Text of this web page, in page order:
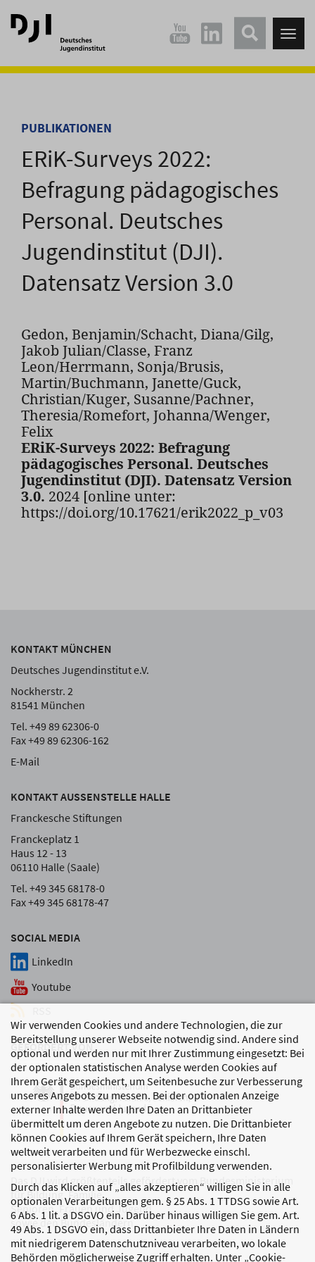
Direkt
zum
Hauptinhalt
Direkt
zum
Hauptmenü
Wir verwenden Cookies und andere Technologien, die zur
Bereitstellung unserer Webseite notwendig sind. Andere sind
optional und werden nur mit Ihrer Zustimmung eingesetzt: Bei
der optionalen statistischen Analyse werden Cookies auf
Ihrem Gerät gespeichert, um Seitenbesuche zur Verbesserung
unseres Angebots zu messen. Bei der optionalen Anzeige
externer Inhalte werden Ihre Daten an Drittanbieter
übermittelt um deren Angebote zu nutzen. Die Drittanbieter
können Cookies auf Ihrem Gerät speichern, Ihre Daten
weltweit verarbeiten und für Werbezwecke einschl.
personalisierter Werbung mit Profilbildung verwenden.
Durch das Klicken auf „alles akzeptieren“ willigen Sie in alle
optionalen Verarbeitungen gem. § 25 Abs. 1 TTDSG sowie Art.
6 Abs. 1 lit. a DSGVO ein. Darüber hinaus willigen Sie gem. Art.
49 Abs. 1 DSGVO ein, dass Drittanbieter Ihre Daten in Ländern
mit niedrigerem Datenschutzniveau verarbeiten, wo lokale
Behörden möglicherweise Zugriff erhalten. Unter „Cookie-
PUBLIKATIONEN
ERiK-Surveys 2022:
Befragung pädagogisches
Personal. Deutsches
Jugendinstitut (DJI).
Datensatz Version 3.0
Gedon, Benjamin/Schacht, Diana/Gilg,
Jakob Julian/Classe, Franz
Leon/Herrmann, Sonja/Brusis,
Martin/Buchmann, Janette/Guck,
Christian/Kuger, Susanne/Pachner,
Theresia/Romefort, Johanna/Wenger,
Felix
ERiK-Surveys 2022: Befragung
pädagogisches Personal. Deutsches
Jugendinstitut (DJI). Datensatz Version
3.0. 2024 [online unter:
https://doi.org/10.17621/erik2022_p_v03
SOCIAL MEDIA
LinkedIn
Youtube
KONTAKT MÜNCHEN
Deutsches Jugendinstitut e.V.
Nockherstr. 2
81541 München
Tel. +49 89 62306-0
Fax +49 89 62306-162
E-Mail
KONTAKT AUSSENSTELLE HALLE
Franckesche Stiftungen
Franckeplatz 1
Haus 12 - 13
06110 Halle (Saale)
Tel. +49 345 68178-0
Fax +49 345 68178-47
GEFÖRDERT VON
Das DJI wird größtenteils gefördert vom Bundesministerium
für Bildung, Familie,
Senioren, Frauen und Jugend
sowie den Bundesländern.